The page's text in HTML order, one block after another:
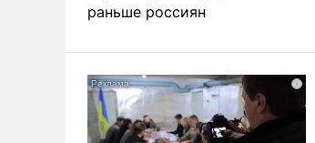
раньше россиян